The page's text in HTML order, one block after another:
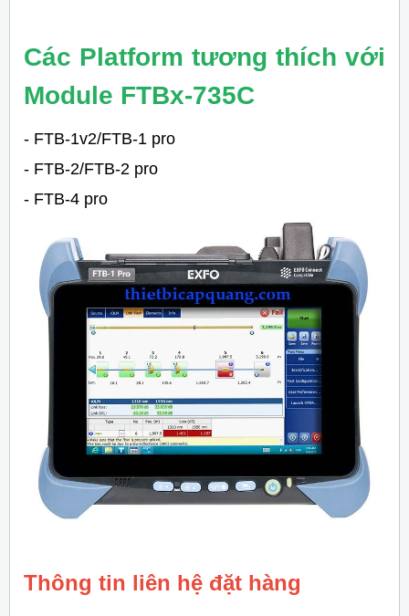
Các Platform tương thích với
Module FTBx-735C
- FTB-1v2/FTB-1 pro
- FTB-2/FTB-2 pro
- FTB-4 pro
Thông tin liên hệ đặt hàng